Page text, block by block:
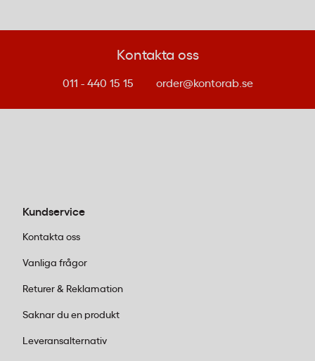
ark, typiskt upp till cirka 100 blad beroende på
papperstjocklek. Mappen är avsedd för
presentationsdokument snarare än arkivering av
Ja, Durable Duraplus har en integrerad
Kontakta oss
011 - 440 15 15 order@kontorab.se
Kundservice
Kontakta oss
Vanliga frågor
Returer & Reklamation
Saknar du en produkt
Leveransalternativ